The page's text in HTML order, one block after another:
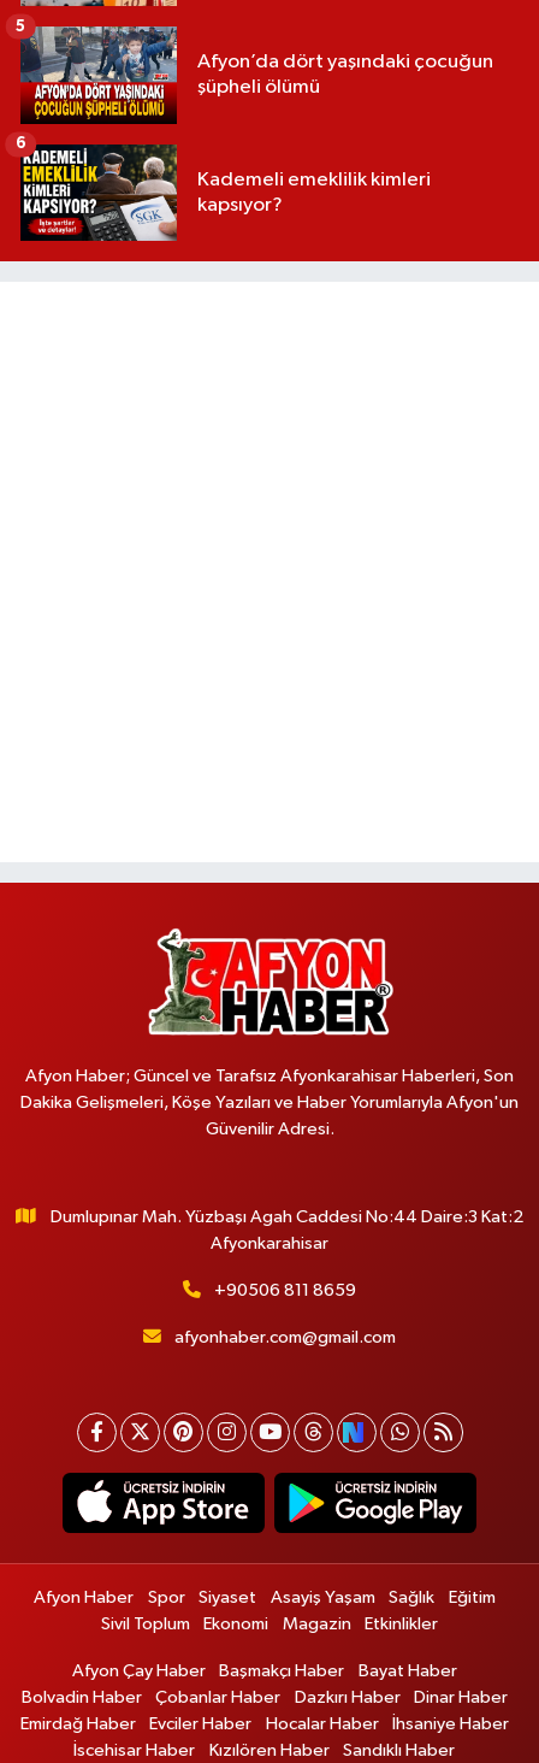
Afyon’da dört yaşındaki çocuğun
şüpheli ölümü
5
Kademeli emeklilik kimleri
kapsıyor?
6
Afyon Haber; Güncel ve Tarafsız Afyonkarahisar Haberleri, Son
Dakika Gelişmeleri, Köşe Yazıları ve Haber Yorumlarıyla Afyon'un
Güvenilir Adresi.
Dumlupınar Mah. Yüzbaşı Agah Caddesi No:44 Daire:3 Kat:2
Afyonkarahisar
+90506 811 8659
afyonhaber.com@gmail.com
Afyon Haber Spor Siyaset Asayiş Yaşam Sağlık
Eğitim
Sivil Toplum
Ekonomi Magazin Etkinlikler
Afyon Çay Haber Başmakçı Haber
Bayat Haber
Bolvadin Haber
Çobanlar Haber Dazkırı Haber
Dinar Haber
Emirdağ Haber
Evciler Haber Hocalar Haber
İhsaniye Haber
İscehisar Haber
Kızılören Haber Sandıklı Haber